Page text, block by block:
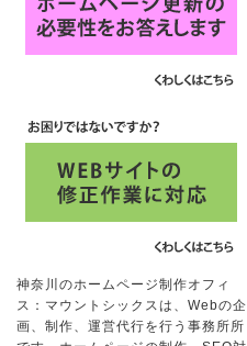
神奈川のホームページ制作オフィ
ス：マウントシックスは、Webの企
画、制作、運営代行を行う事務所所